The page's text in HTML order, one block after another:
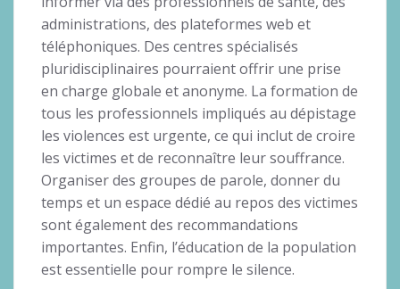
administrations, des plateformes web et
téléphoniques. Des centres spécialisés
pluridisciplinaires pourraient offrir une prise
en charge globale et anonyme. La formation de
tous les professionnels impliqués au dépistage
les violences est urgente, ce qui inclut de croire
les victimes et de reconnaître leur souffrance.
Organiser des groupes de parole, donner du
temps et un espace dédié au repos des victimes
sont également des recommandations
importantes. Enfin, l’éducation de la population
est essentielle pour rompre le silence.